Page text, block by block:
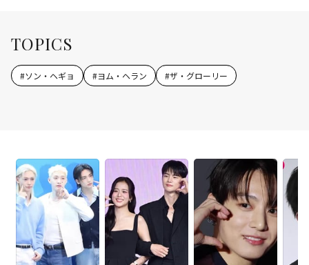
TOPICS
#ソン・ヘギョ #ヨム・ヘラン #ザ・グローリー